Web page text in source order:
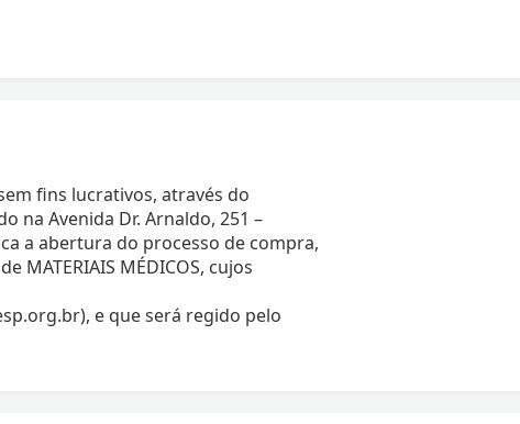
fins lucrativos, através do
na Avenida Dr. Arnaldo, 251 –
a abertura do processo de compra,
MATERIAIS MÉDICOS, cujos
e que será regido pelo